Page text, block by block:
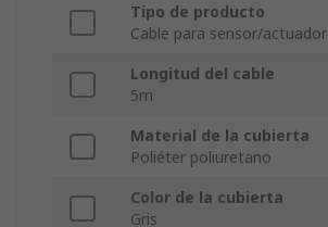
Tipo de producto
Cable para sensor/actuador
Longitud del cable
5m
Material de la cubierta
Poliéter poliuretano
Color de la cubierta
Gris